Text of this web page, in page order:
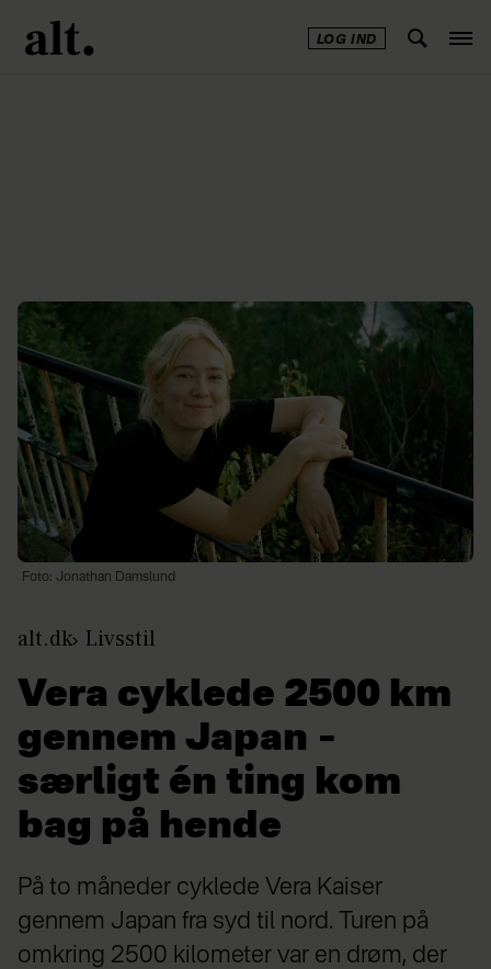
LOG IND
Foto: Jonathan Damslund
alt.dk Livsstil
Vera cyklede 2500 km
gennem Japan –
særligt én ting kom
bag på hende
På to måneder cyklede Vera Kaiser
gennem Japan fra syd til nord. Turen på
omkring 2500 kilometer var en drøm, der